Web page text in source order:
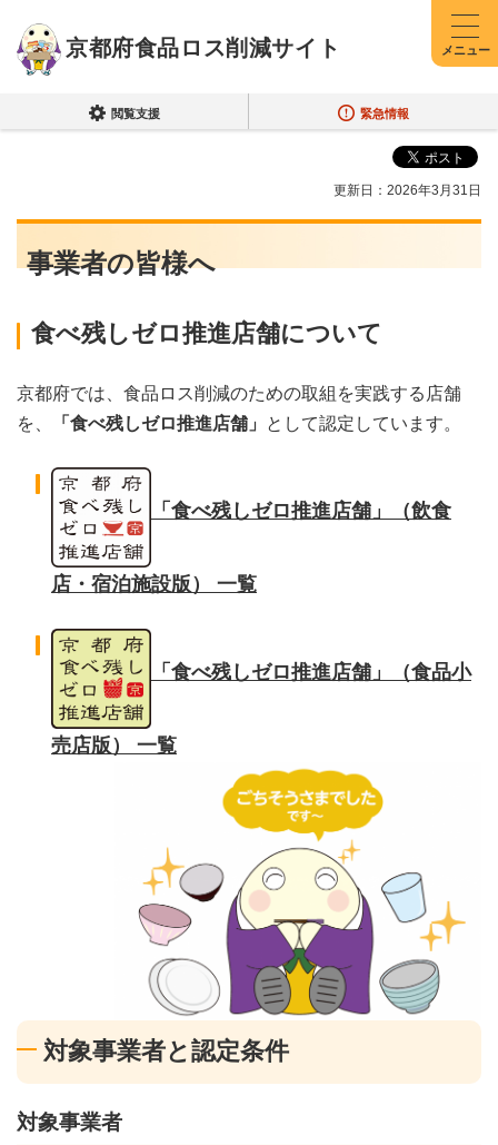
京都府食品ロス削減サイト メニュー
閲覧支援 緊急情報
更新日：2026年3月31日
事業者の皆様へ
食べ残しゼロ推進店舗について
京都府では、食品ロス削減のための取組を実践する店舗
を、
「食べ残しゼロ推進店舗」 として認定しています。
「食べ残しゼロ推進店舗」（飲食
店・宿泊施設版） 一覧
「食べ残しゼロ推進店舗」（食品小
売店版） 一覧
対象事業者と認定条件
対象事業者